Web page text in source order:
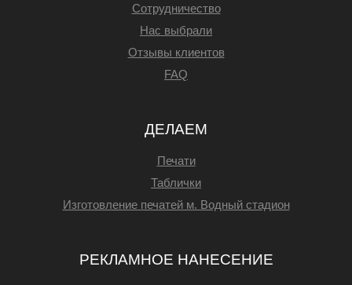
Сотрудничество
Нас выбрали
Отзывы клиентов
FAQ
ДЕЛАЕМ
Печати
Таблички
Изготовление печатей м. Водный стадион
РЕКЛАМНОЕ НАНЕСЕНИЕ